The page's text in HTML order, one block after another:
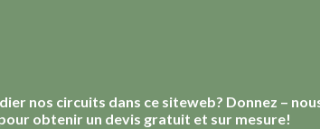
nos circuits dans ce siteweb? Donnez –
obtenir un devis gratuit et sur mesure!